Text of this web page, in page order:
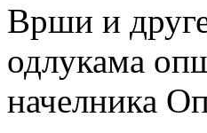
Врши и
одлукама
начелника